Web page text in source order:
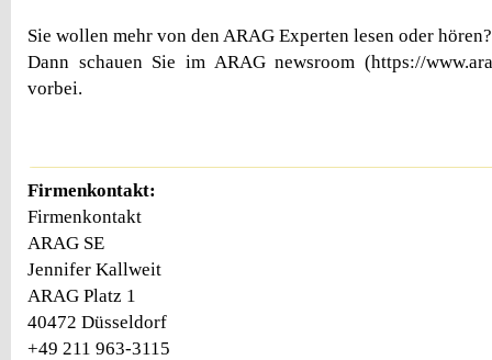
Sie wollen mehr von den ARAG Experten lesen oder hören?
Dann schauen Sie im ARAG newsroom (https://
vorbei.
Firmenkontakt:
Firmenkontakt
ARAG SE
Jennifer Kallweit
ARAG Platz 1
40472 Düsseldorf
+49 211 963-3115